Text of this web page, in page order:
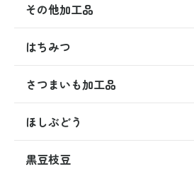
その他加工品
はちみつ
さつまいも加工品
ほしぶどう
黒豆枝豆